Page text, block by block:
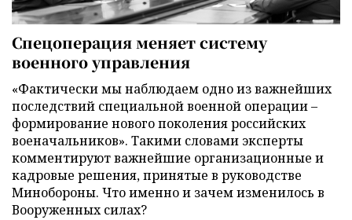
Спецоперация меняет систему
военного управления
«Фактически мы наблюдаем одно из важнейших
последствий специальной военной операции –
формирование нового поколения российских
военачальников». Такими словами эксперты
комментируют важнейшие организационные и
кадровые решения, принятые в руководстве
Минобороны. Что именно и зачем изменилось в
Вооруженных силах?